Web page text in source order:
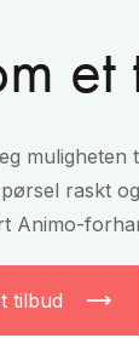
et
muligheten
raskt
Animo-
tilbud